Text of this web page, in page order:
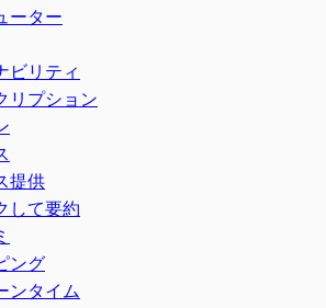
ーター
ビリティ
リプション
提供
して要約
ング
ンタイム